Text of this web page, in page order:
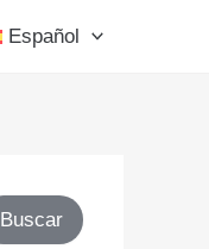
Español
Buscar